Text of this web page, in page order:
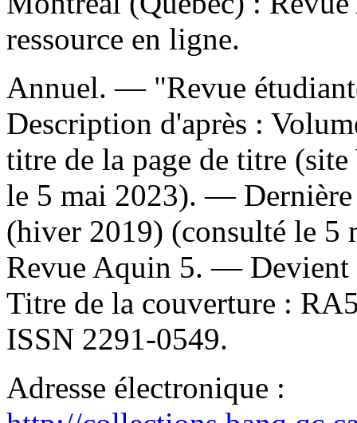
ressource en ligne.
Annuel. — "Revue
Description d'après :
titre de la page de titre
le 5 mai 2023). —
(hiver 2019) (consulté le
Revue Aquin 5. —
Titre de la couverture :
ISSN 2291-0549.
Adresse électronique :